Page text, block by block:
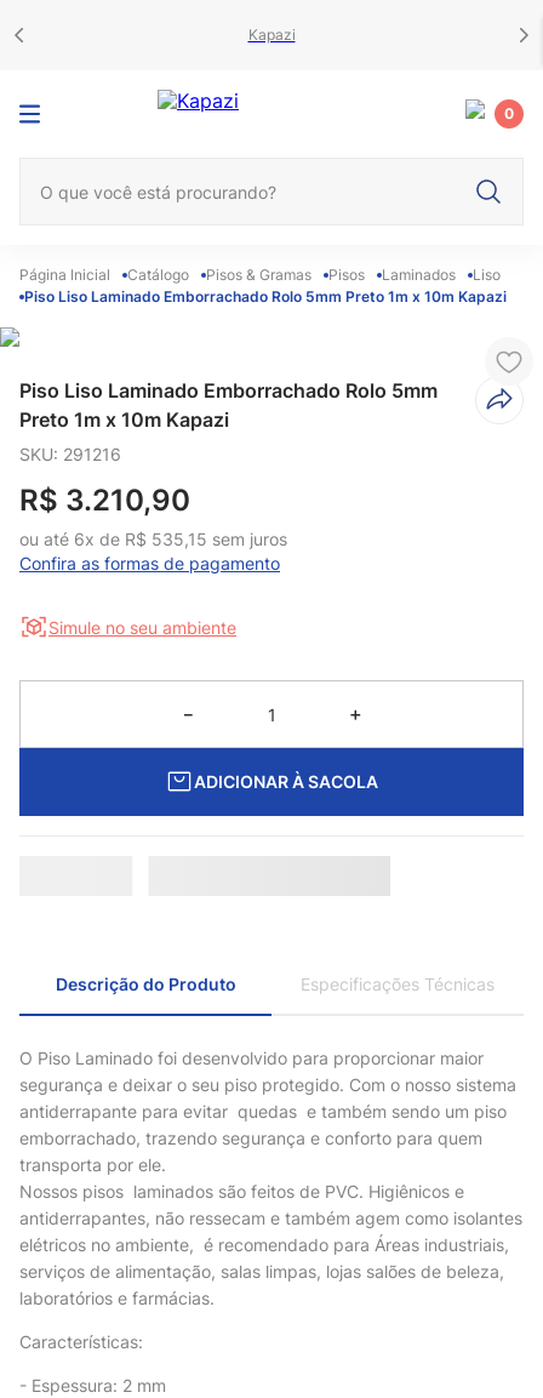
Kapazi
0
Catálogo Pisos & Gramas Pisos Laminados
Liso
Piso Liso Laminado Emborrachado Rolo 5mm Preto 1m x 10m Kapazi
Piso Liso Laminado Emborrachado Rolo 5mm
Preto 1m x 10m Kapazi
SKU: 291216
R$ 3.210,90
ou até 6x de R$ 535,15 sem juros
Confira as formas de pagamento
Simule no seu ambiente
＋
－
ADICIONAR À SACOLA
Descrição do Produto Especificações Técnicas
O Piso Laminado foi desenvolvido para proporcionar maior
segurança e deixar o seu piso protegido. Com o nosso sistema
antiderrapante para evitar quedas e também sendo um piso
emborrachado, trazendo segurança e conforto para quem
transporta por ele.
Nossos pisos laminados são feitos de PVC. Higiênicos e
antiderrapantes, não ressecam e também agem como isolantes
elétricos no ambiente, é recomendado para Áreas industriais,
serviços de alimentação, salas limpas, lojas salões de beleza,
laboratórios e farmácias.
Características:
- Espessura: 2 mm